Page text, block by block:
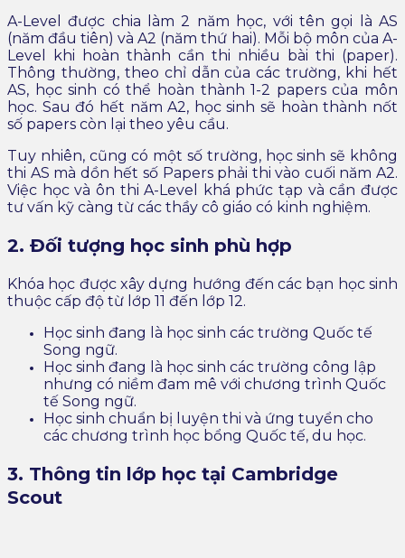
A-Level được chia làm 2 năm học, với tên gọi là AS
(năm đầu tiên) và A2 (năm thứ hai). Mỗi bộ môn của A-
Level khi hoàn thành cần thi nhiều bài thi (paper).
Thông thường, theo chỉ dẫn của các trường, khi hết
AS, học sinh có thể hoàn thành 1-2 papers của môn
học. Sau đó hết năm A2, học sinh sẽ hoàn thành nốt
số papers còn lại theo yêu cầu.
Tuy nhiên, cũng có một số trường, học sinh sẽ không
thi AS mà dồn hết số Papers phải thi vào cuối năm A2.
Việc học và ôn thi A-Level khá phức tạp và cần được
tư vấn kỹ càng từ các thầy cô giáo có kinh nghiệm.
2. Đối tượng học sinh phù hợp
Khóa học được xây dựng hướng đến các bạn học sinh
thuộc cấp độ từ lớp 11 đến lớp 12.
Học sinh đang là học sinh các trường Quốc tế
Song ngữ.
Học sinh đang là học sinh các trường công lập
nhưng có niềm đam mê với chương trình Quốc
tế Song ngữ.
Học sinh chuẩn bị luyện thi và ứng tuyển cho
các chương trình học bổng Quốc tế, du học.
3. Thông tin lớp học tại Cambridge
Scout